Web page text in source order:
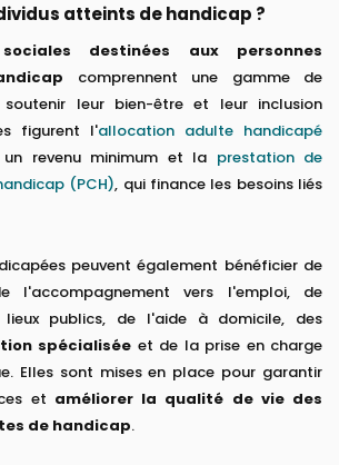
atteints de handicap ?
destinées aux personnes
comprennent une gamme de
leur bien-être et leur inclusion
figurent l'allocation adulte handicapé
revenu minimum et la prestation de
(PCH), qui finance les besoins liés
peuvent également bénéficier de
l'accompagnement vers l'emploi, de
lieux publics, de l'aide à domicile, des
spécialisée et de la prise en charge
Elles sont mises en place pour garantir
et améliorer la qualité de vie des
de handicap.